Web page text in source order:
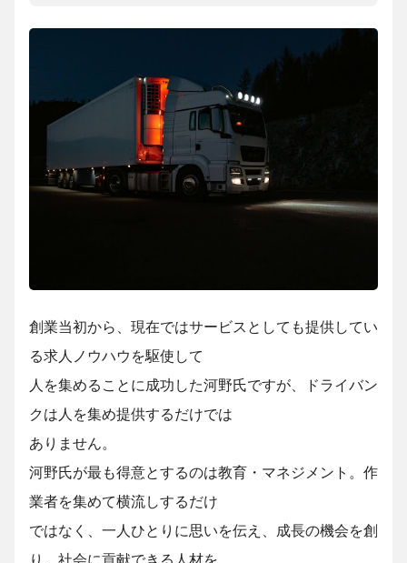
創業当初から、現在ではサービスとしても提供してい
る求人ノウハウを駆使して
人を集めることに成功した河野氏ですが、ドライバン
クは人を集め提供するだけでは
ありません。
河野氏が最も得意とするのは教育・マネジメント。作
業者を集めて横流しするだけ
ではなく、一人ひとりに思いを伝え、成長の機会を創
り、社会に貢献できる人材を